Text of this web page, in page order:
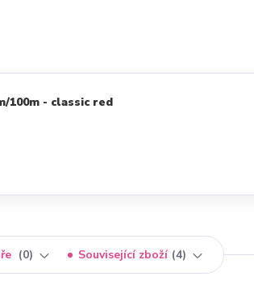
100m - classic red
0 Související zboží 4